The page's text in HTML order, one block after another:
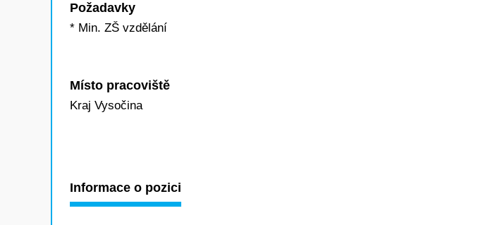
Požadavky
* Min. ZŠ vzdělání
Místo pracoviště
Kraj Vysočina
Informace o pozici